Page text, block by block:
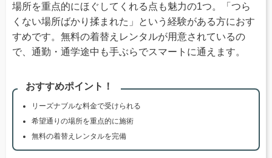
場所を重点的にほぐしてくれる点も魅力の1つ。「つら
くない場所ばかり揉まれた」という経験がある方におす
すめです。無料の着替えレンタルが用意されているの
で、通勤・通学途中も手ぶらでスマートに通えます。
おすすめポイント！
リーズナブルな料金で受けられる
希望通りの場所を重点的に施術
無料の着替えレンタルを完備